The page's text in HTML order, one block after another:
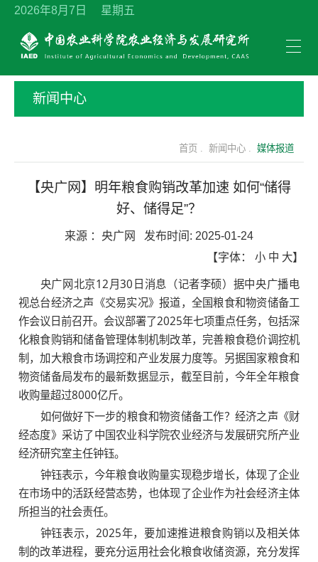
2026年8月7日 星期五
新闻中心
首页 . 新闻中心 . 媒体报道
【央广网】明年粮食购销改革加速 如何“储得
好、储得足”？
来源 ： 央广网 发布时间: 2025-01-24
【字体： 小 中 大】
央广网北京12月30日消息（记者李硕）据中央广播电
视总台经济之声《交易实况》报道，全国粮食和物资储备工
作会议日前召开。会议部署了2025年七项重点任务，包括深
化粮食购销和储备管理体制机制改革，完善粮食稳价调控机
制，加大粮食市场调控和产业发展力度等。另据国家粮食和
物资储备局发布的最新数据显示，截至目前，今年全年粮食
收购量超过8000亿斤。
如何做好下一步的粮食和物资储备工作？经济之声《财
经态度》采访了中国农业科学院农业经济与发展研究所产业
经济研究室主任钟钰。
钟钰表示，今年粮食收购量实现稳步增长，体现了企业
在市场中的活跃经营态势，也体现了企业作为社会经济主体
所担当的社会责任。
钟钰表示，2025年，要加速推进粮食购销以及相关体
制的改革进程，要充分运用社会化粮食收储资源，充分发挥